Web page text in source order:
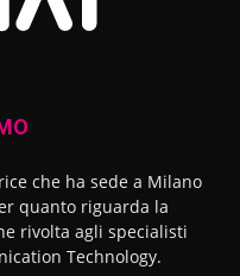
che ha sede a Milano
quanto riguarda la
rivolta agli specialisti
Technology.